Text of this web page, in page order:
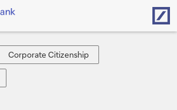
Corporate
Citizenship
Corporate Citizenship